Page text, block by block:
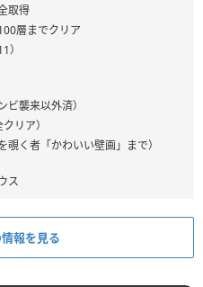
取得
層までクリア
）
ビ襲来以外済）
リア）
覗く者「かわいい壁画」まで）
ス
報を見る